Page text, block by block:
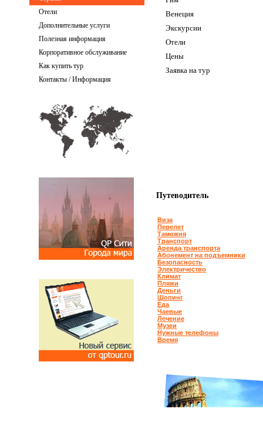
Отели
Дополнительные услуги
Полезная информация
Корпоративное обслуживание
Как купить тур
Контакты / Информация
Венеция
Экскурсии
Отели
Цены
Заявка на тур
Путеводитель
Виза
Перелет
Таможня
Транспорт
Аренда транспорта
Абонемент на подъемники
Безопасность
Электричество
Климат
Пляжи
Деньги
Шопинг
Еда
Чаевые
Лечение
Музеи
Нужные телефоны
Время